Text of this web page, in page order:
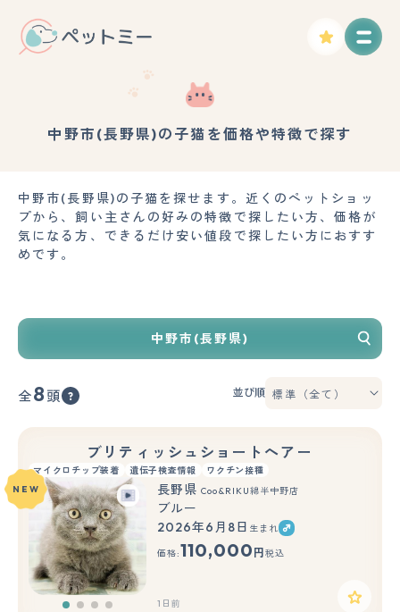
中野市(長野県)の子猫を価格や特徴で探す
中野市(長野県)の子猫を探せます。近くのペットショッ
プから、飼い主さんの好みの特徴で探したい方、価格が
気になる方、できるだけ安い値段で探したい方におすす
めです。
中野市(長野県)
全8 頭 並び順
ブリティッシュショートヘアー
マイクロチップ装着 遺伝子検査情報
ワクチン接種
NEW
長野県 Coo&RIKU綿半中野店
ブルー
2026年6月8日 生まれ
価格:110,000 円 税込
1日前